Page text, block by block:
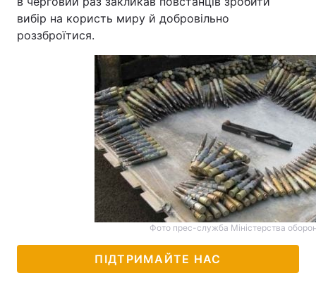
вибір на користь миру й добровільно
роззброїтися.
Фото прес-служба Міністерства
ПІДТРИМАЙТЕ НАС